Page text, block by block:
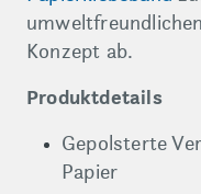
Konzept ab.
Produktdetails
Gepolsterte
Papier